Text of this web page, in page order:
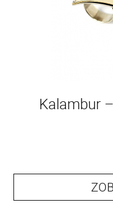
Kalambur